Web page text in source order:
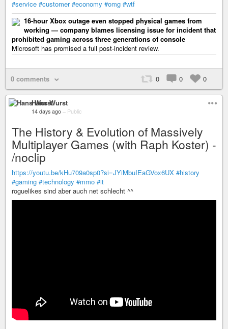
#service #customer #economy #omg #wtf
16-hour Xbox outage even stopped physical games from
working — company blames licensing issue for incident that
prohibited gaming across three generations of console
Microsoft has promised a full post-incident review.
0 comments 0 0 0
Hans Wurst
14 days ago – Public
The History & Evolution of Massively
Multiplayer Games (with Raph Koster) -
/noclip
https://youtu.be/kHu709a0sp0?si=JYiMbuIEaGVox6UX #history
#gaming #technology #mmo #it
roguelikes sind aber auch net schlecht ^^